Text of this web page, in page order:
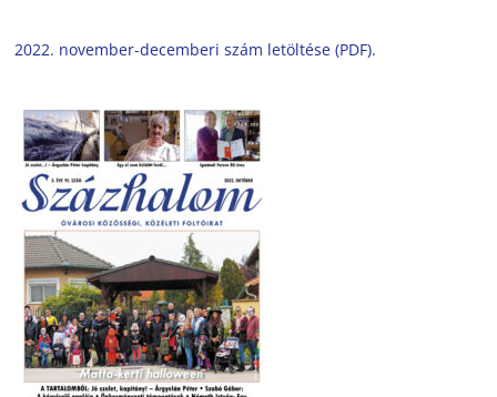
2022. november-decemberi szám letöltése (PDF).